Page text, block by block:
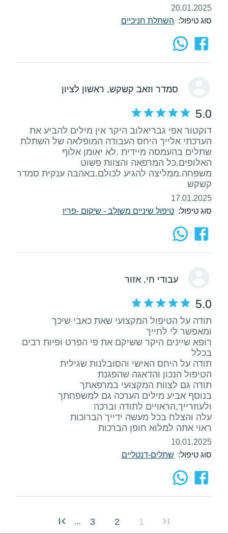
20.01.2025
סוג טיפול: השתלת חניכיים
סמדר וזאב קשקש, ראשון לציון
5.0
דוקטור אפי גבריאלוב היקר אין מילים להביע את
הערכתי אלייך היחס העבודה המופלאה של השתלת
שתלים בהעמסה מיידית .לא יאומן אלוף
האלופים.כל המרפאה והצוות פשוט
משפחה.ממליצה להגיע לכולם.באהבה ענקית סמדר
קשקש
17.01.2025
סוג טיפול: טיפול שיניים משולב - שיקום -פריו
עבודי חי, אזור
5.0
רופא שיינים היקר ששיקם את פי הפרט ופיות רבים
בנוסף אביע מילים הערכה גם למשפחתך
ראוי אתה למלוא חופן הברכות
10.01.2025
סוג טיפול: שתלים-דנטליים
1
2
3
...